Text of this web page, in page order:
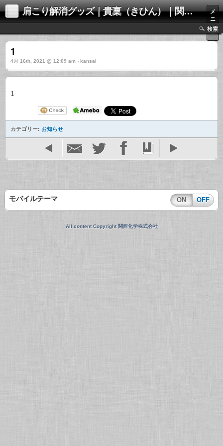
肩こり解消グッズ｜貴稟（きひん）｜関西化学株式会社
メ
ニ
ュ
ー
検索
1
4月 16th, 2021 @ 12:09 am › kansai
1
カテゴリー: お知らせ
モバイルテーマ ON OFF
All content Copyright 関西化学株式会社